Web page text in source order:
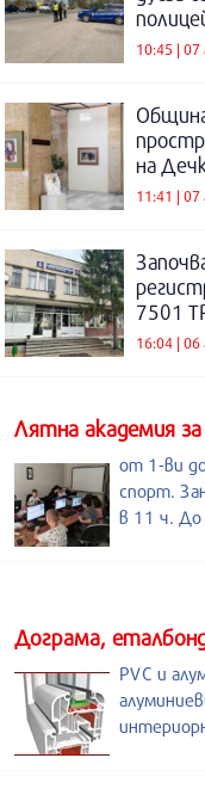
10:45 | 07
на
11:41 | 07
7501
16:04 | 06
Лятна академия за
от 1-ви
спорт.
в 11 ч.
Дограма,
PVC и